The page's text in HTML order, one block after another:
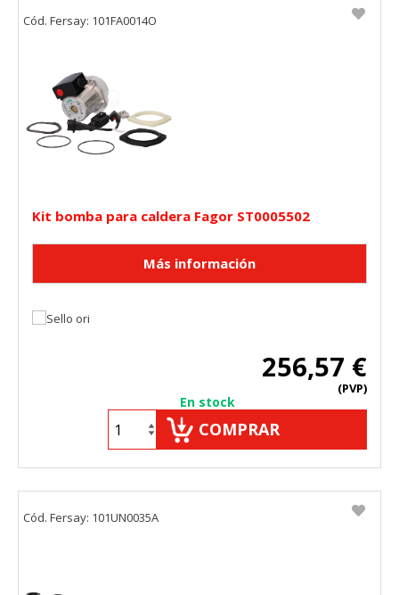
Kit bomba para caldera Fagor ST0005502
256,57 €
(PVP)
En stock
COMPRAR
Cód. Fersay: 101FA0014O
Cód. Fersay: 101UN0035A